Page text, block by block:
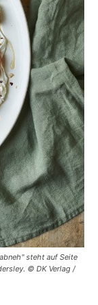
steht auf Seite
© DK Verlag /